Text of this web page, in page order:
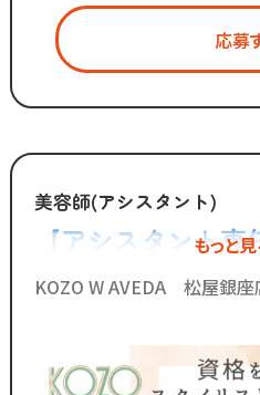
「いいものは残し、
時代に合わないものは変えてい
スタッフが長く勤められるこ
制度を更新していきます！
◆グループの実績◆
￣￣￣￣￣￣￣￣￣￣￣￣
・スタッフ月間平均報酬
・月間来店人数2,000人以上
応募
美容師(アシスタント)
【アシスタント
に自信がなくても
もっと
KOZO W AVEDA 松屋銀座